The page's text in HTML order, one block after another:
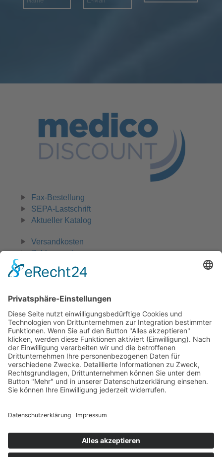
Fax-Bestellung
SEPA-Lastschrift
Aktueller Katalog
Versandkosten
Zahlungsarten
Widerruf
0 42 31 - 970 661
Zahlungsmöglichkeiten:Rechnung, Vorkasse